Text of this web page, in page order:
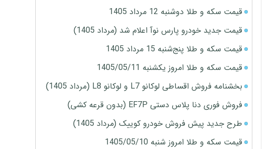
قیمت سکه و طلا دوشنبه 12 مرداد 1405
قیمت جدید خودرو پارس نوآ اعلام شد (مرداد 1405)
قیمت سکه و طلا پنج‌شنبه 15 مرداد 1405
قیمت سکه و طلا امروز یکشنبه 1405/05/11
بخشنامه فروش اقساطی لوکانو L7 و لوکانو L8 (مرداد 1405)
فروش فوری دنا پلاس دستی EF7P (بدون قرعه کشی)
طرح جدید پیش فروش خودرو کوییک (مرداد 1405)
قیمت سکه و طلا امروز شنبه 1405/05/10